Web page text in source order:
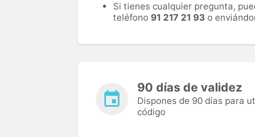
Si tienes cualquier pregunta,
teléfono 91 217 21 93 o
90 días de validez
Dispones de 90 días para
código